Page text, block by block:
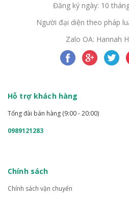
Đăng ký ngày: 10
Người đại diện theo pháp
Zalo OA: Hannah
Hỗ trợ khách hàng
Tổng đài bán hàng (9:00 - 20:00)
0989121283
Chính sách
Chính sách vận chuyển